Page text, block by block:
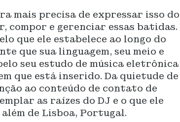
mais precisa de expressar isso do
compor e gerenciar essas batidas.
que ele estabelece ao longo do
que sua linguagem, seu meio e
seu estudo de música eletrônica
que está inserido. Da quietude de
ao conteúdo de contato de
as raízes do DJ e o que ele
de Lisboa, Portugal.